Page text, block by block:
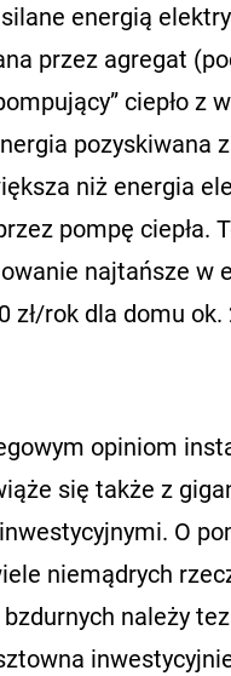
energią
przez agregat
ciepło z
pozyskiwana
niż energia
pompę ciepła.
najtańsze w
zł/rok dla domu ok.
opiniom
się także z
O
niemądrych
należy